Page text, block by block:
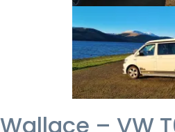
Wallace – VW